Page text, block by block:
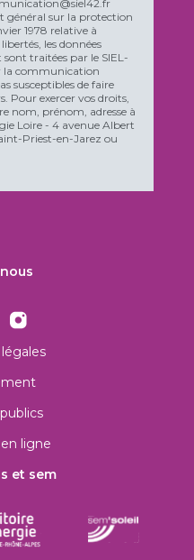
sur la protection
1978 relative à
les données
traitées par le SIEL-
la communication
susceptibles de faire
Pour exercer vos droits,
nom, prénom, adresse à
Loire - 4 avenue Albert
Priest-en-Jarez ou
ligne
et sem